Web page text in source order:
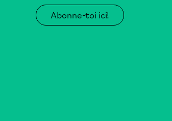
Abonne-toi ici!